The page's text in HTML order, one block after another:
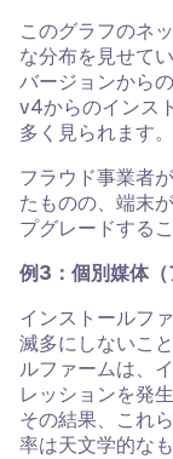
このグラフのネ
な分布を見せて
バージョンから
v4からのインス
多く見られます。
フラウド事業者
たものの、端末
プグレードする
例3：個別媒体
インストールフ
滅多にしないこ
ルファームは、
レッションを発
その結果、これ
率は天文学的な